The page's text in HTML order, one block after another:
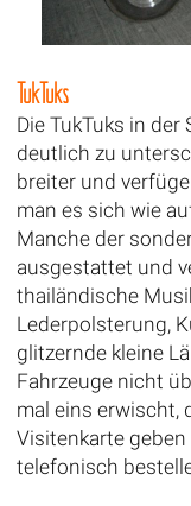
TukTuks
Die TukTuks in
deutlich zu
breiter und
man es sich wie
Manche der
ausgestattet und
thailändische
Lederpolsterung,
glitzernde kleine
Fahrzeuge nicht
mal eins erwischt,
Visitenkarte
telefonisch